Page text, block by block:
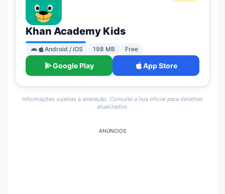
Khan Academy Kids
Android / iOS 198 MB Free
Google Play App Store
Informações sujeitas a alteração. Consulte a loja oficial para detalhes
atualizados.
ANÚNCIOS